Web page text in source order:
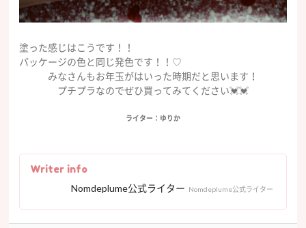
塗った感じはこうです！！
パッケージの色と同じ発色です！！♡
みなさんもお年玉がはいった時期だと思います！
プチプラなのでぜひ買ってみてください💓💓
ライター：ゆりか
Writer info
Nomdeplume公式ライター Nomdeplume公式ライター